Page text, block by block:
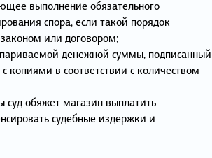
выполнение обязательного
спора, если такой порядок
или договором;
денежной суммы, подписанный
копиями в соответствии с количеством
обяжет магазин выплатить
судебные издержки и